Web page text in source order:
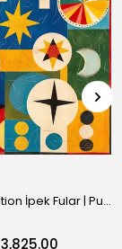
Galactic Motion İpek Fular | Pure Paris